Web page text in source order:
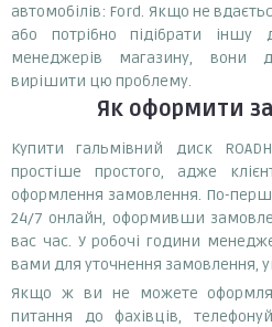
автомобілів: Ford. Якщо не
або потрібно підібрати
менеджерів магазину, вони
вирішити цю проблему.
Як оформити
Купити гальмівний диск
простіше простого, адже
оформлення замовлення. По-
24/7 онлайн, оформивши
вас час. У робочі години
вами для уточнення замовлення,
Якщо ж ви не можете
питання до фахівців,